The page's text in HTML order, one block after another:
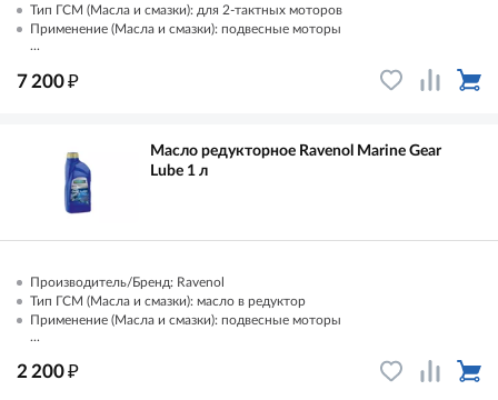
Тип ГСМ (Масла и смазки): для 2-тактных моторов
Применение (Масла и смазки): подвесные моторы
...
7 200₽
Масло редукторное Ravenol Marine Gear
Lube 1 л
Производитель/Бренд: Ravenol
Тип ГСМ (Масла и смазки): масло в редуктор
Применение (Масла и смазки): подвесные моторы
...
2 200₽